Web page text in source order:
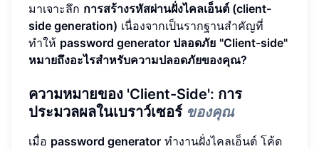
มาเจาะลึก การสร้างรหัสผ่านฝั่งไคลเอ็นต์ (client-
side generation) เนื่องจากเป็นรากฐานสำคัญที่
ทำให้ password generator ปลอดภัย "Client-side"
หมายถึงอะไรสำหรับความปลอดภัยของคุณ?
ความหมายของ 'Client-Side': การ
ประมวลผลในเบราว์เซอร์ ของคุณ
เมื่อ password generator ทำงานฝั่งไคลเอ็นต์ โค้ด